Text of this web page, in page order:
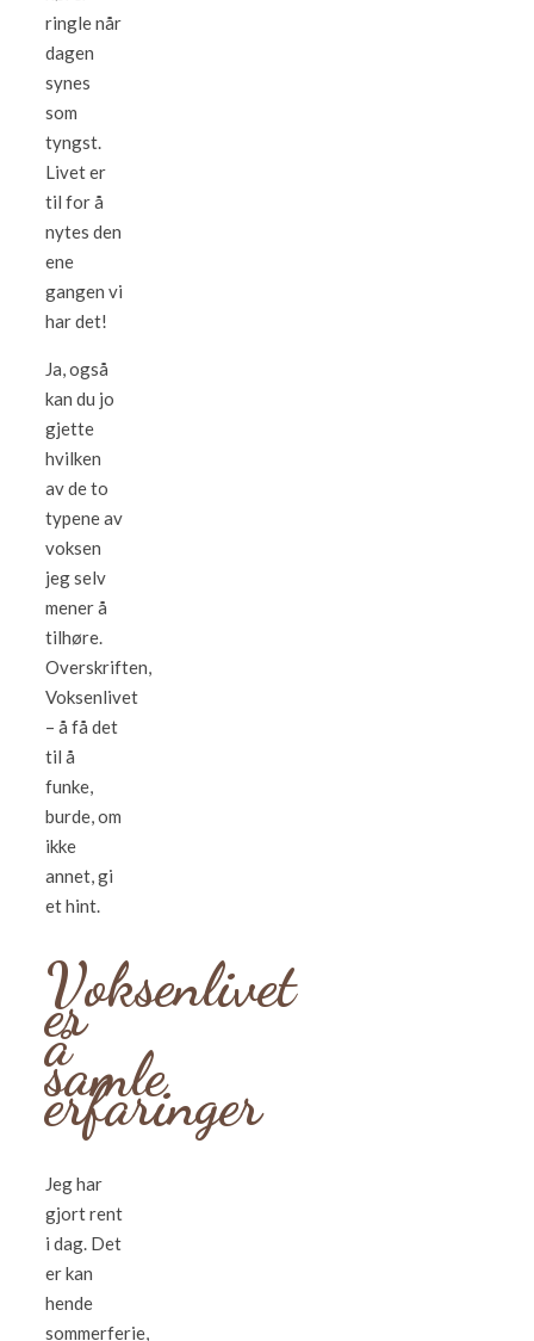
ringle når
dagen
synes
som
tyngst.
Livet er
til for å
nytes den
ene
gangen vi
har det!
Ja, også
kan du jo
gjette
hvilken
av de to
typene av
voksen
jeg selv
mener å
tilhøre.
Overskriften,
Voksenlivet
– å få det
til å
funke,
burde, om
ikke
annet, gi
et hint.
Voksenlivet
er
å
samle
erfaringer
Jeg har
gjort rent
i dag. Det
er kan
hende
sommerferie,